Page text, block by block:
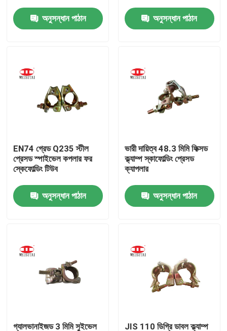
পণ্য
আমাদের সম্পর্কে
মান নিয়ন্ত্রণ
যোগাযোগ করুন
ফ্রেম ভারা পার্টস
অনুসন্ধান পাঠান অনুসন্ধান পাঠান
EN74 গ্রেড Q235 স্টীল
প্রেসড স্পাইভেল কপলার ফর
স্কেফোল্ডিং টিউব
অনুসন্ধান পাঠান
ভারী দায়িত্ব 48.3 মিমি ফিক্সড
ক্ল্যাম্প স্কাফোল্ডিং প্রেসড
ক্যাপলার
অনুসন্ধান পাঠান
গ্যালভানাইজড 3 মিমি সুইভেল JIS 110 ডিগ্রি ডাবল ক্ল্যাম্প